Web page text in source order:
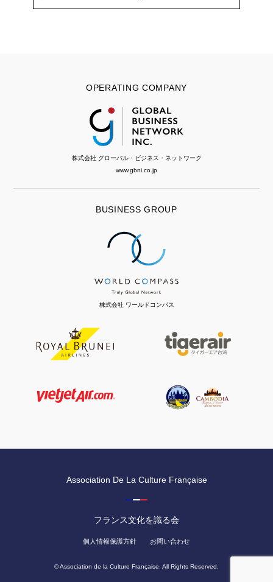
OPERATING COMPANY
株式会社 グローバル・ビジネス・ネットワーク
www.gbni.co.jp
BUSINESS GROUP
株式会社 ワールドコンパス
Association De La Culture Française
フランス文化を識る会
個人情報保護方針 お問い合わせ
© Association de la Culture Française. All Rights Reserved.